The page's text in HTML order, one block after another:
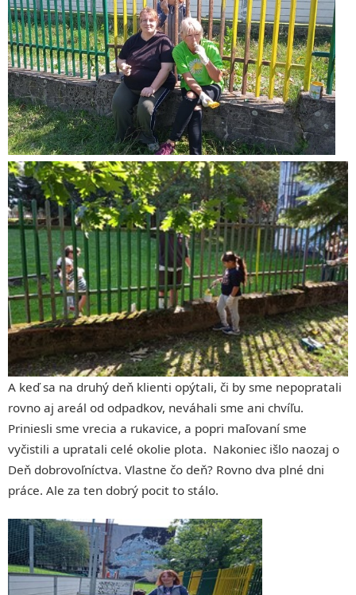
A keď sa na druhý deň klienti opýtali, či by sme nepopratali
rovno aj areál od odpadkov, neváhali sme ani chvíľu.
Priniesli sme vrecia a rukavice, a popri maľovaní sme
vyčistili a upratali celé okolie plota. Nakoniec išlo naozaj o
Deň dobrovoľníctva. Vlastne čo deň? Rovno dva plné dni
práce. Ale za ten dobrý pocit to stálo.